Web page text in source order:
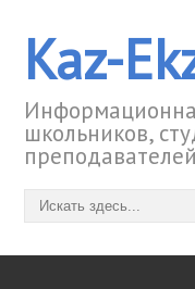
Kaz-
школьников,
преподавателей